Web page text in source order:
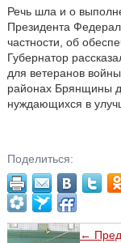
Речь шла и о
Президента
частности, об
Губернатор
для ветеранов
районах Брянщины
нуждающихся в
Поделиться:
←